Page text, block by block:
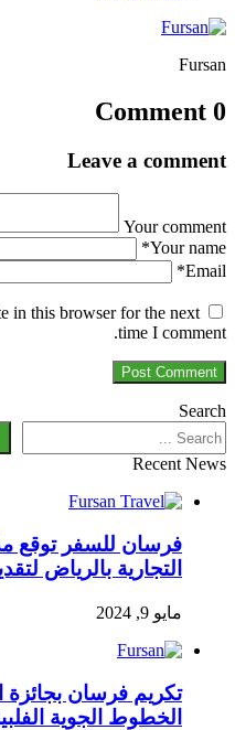
Fursan
تصفّح
0 Comment
Leave a comment
Your comment
Your name
*
Email
*
in this browser for the next
time I comment.
Search
Recent News
فرسان للسفر توقع
التجارية بالرياض
مايو 9, 2024
الخطوط الجوية